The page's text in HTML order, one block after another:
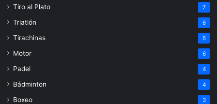
Tiro al Plato 7
Triatlón 6
Tirachinas 6
Motor 6
Padel 4
Bádminton 4
Boxeo 3